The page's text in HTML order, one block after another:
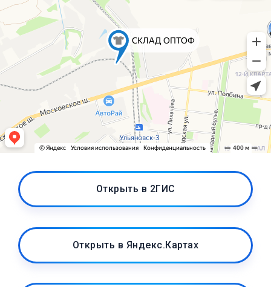
Открыть в 2ГИС
Открыть в Яндекс.Картах